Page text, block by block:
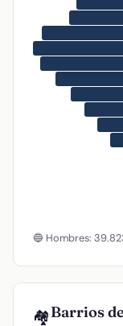
🔵 Hombres:
🏘️Barrios